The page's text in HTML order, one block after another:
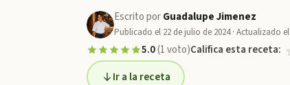
Escrito porGuadalupe Jimenez
Publicado el 22 de julio de 2024· Actualizado el
5.0(1voto)Califica esta receta:
Ir a la receta